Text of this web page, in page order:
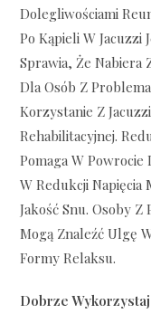
Dolegliwościami
Po Kąpieli W Jacuzzi
Sprawia, Że Nabiera
Dla Osób Z
Korzystanie Z
Rehabilitacyjnej.
Pomaga W Powrocie
W Redukcji Napięcia
Jakość Snu. Osoby
Mogą Znaleźć Ulgę
Formy Relaksu.
Dobrze